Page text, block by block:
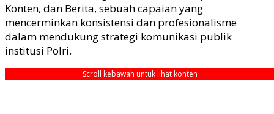
Konten, dan Berita, sebuah capaian yang
mencerminkan konsistensi dan profesionalisme
dalam mendukung strategi komunikasi publik
institusi Polri.
Scroll kebawah untuk lihat konten